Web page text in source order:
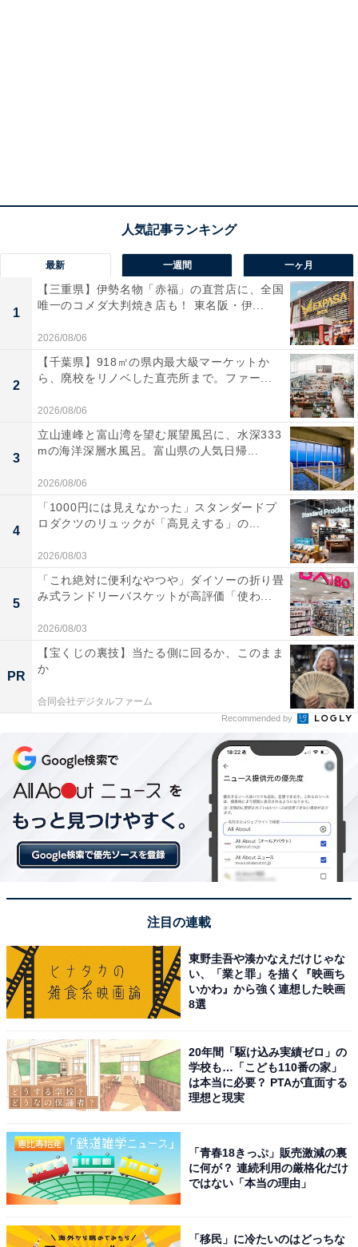
最新 一週間 一ヶ月
1
【三重県】伊勢名物「赤福」の直営店に、全国
唯一のコメダ大判焼き店も！ 東名阪・伊...
2026/08/06
2
【千葉県】918㎡の県内最大級マーケットか
ら、廃校をリノベした直売所まで。ファー...
2026/08/06
3
立山連峰と富山湾を望む展望風呂に、水深333
mの海洋深層水風呂。富山県の人気日帰...
2026/08/06
4
「1000円には見えなかった」スタンダードプ
ロダクツのリュックが「高見えする」の...
2026/08/03
5
「これ絶対に便利なやつや」ダイソーの折り畳
み式ランドリーバスケットが高評価「使わ...
2026/08/03
PR
【宝くじの裏技】当たる側に回るか、このまま
か
合同会社デジタルファーム
Recommended by
注目の連載
東野圭吾や湊かなえだけじゃな
い、「業と罪」を描く『映画ち
いかわ』から強く連想した映画
8選
20年間「駆け込み実績ゼロ」の
学校も…「こども110番の家」
は本当に必要？ PTAが直面する
理想と現実
「青春18きっぷ」販売激減の裏
に何が？ 連続利用の厳格化だけ
ではない「本当の理由」
「移民」に冷たいのはどっちな